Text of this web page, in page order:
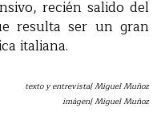
recién salido del
resulta ser un gran
italiana.
texto y entrevista| Miguel Muñoz
imágen| Miguel Muñoz